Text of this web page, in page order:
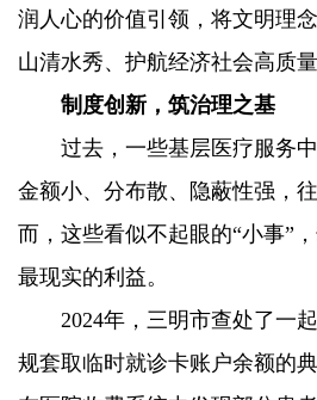
润人心的价值引领，将文明理
山清水秀、护航经济社会高质
制度创新，筑治理之基
过去，一些基层医疗服务中
金额小、分布散、隐蔽性强，
而，这些看似不起眼的“小事”
最现实的利益。
2024年，三明市查处了一起
规套取临时就诊卡账户余额的